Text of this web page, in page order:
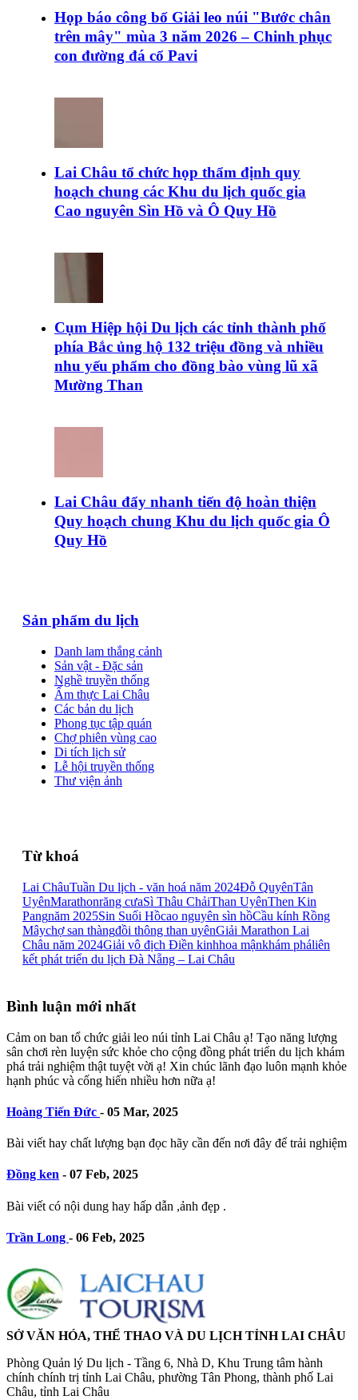
Họp báo công bố Giải leo núi "Bước chân
trên mây" mùa 3 năm 2026 – Chinh phục
con đường đá cổ Pavi
Lai Châu tổ chức họp thẩm định quy
hoạch chung các Khu du lịch quốc gia
Cao nguyên Sìn Hồ và Ô Quy Hồ
Cụm Hiệp hội Du lịch các tỉnh thành phố
phía Bắc ủng hộ 132 triệu đồng và nhiều
nhu yếu phẩm cho đồng bào vùng lũ xã
Mường Than
Lai Châu đẩy nhanh tiến độ hoàn thiện
Quy hoạch chung Khu du lịch quốc gia Ô
Quy Hồ
Sản phẩm du lịch
Danh lam thắng cảnh
Sản vật - Đặc sản
Nghề truyền thống
Ẩm thực Lai Châu
Các bản du lịch
Phong tục tập quán
Chợ phiên vùng cao
Di tích lịch sử
Lễ hội truyền thống
Thư viện ảnh
Từ khoá
Lai ChâuTuần Du lịch - văn hoá năm 2024Đỗ QuyênTân
UyênMarathonrăng cưaSì Thâu ChảiThan UyênThen Kin
Pangnăm 2025Sin Suối Hồcao nguyên sìn hồCầu kính Rồng
Mâychợ san thàngđồi thông than uyênGiải Marathon Lai
Châu năm 2024Giải vô địch Điền kinhhoa mậnkhám pháliên
kết phát triển du lịch Đà Nẵng – Lai Châu
Bình luận mới nhất
Cảm on ban tổ chức giải leo núi tỉnh Lai Châu ạ! Tạo năng lượng
sân chơi rèn luyện sức khỏe cho cộng đồng phát triển du lịch khám
phá trải nghiệm thật tuyệt vời ạ! Xin chúc lãnh đạo luôn mạnh khỏe
hạnh phúc và cống hiến nhiều hơn nữa ạ!
Hoàng Tiến Đức - 05 Mar, 2025
Bài viết hay chất lượng bạn đọc hãy cần đến nơi đây để trải nghiệm
Đồng ken - 07 Feb, 2025
Bài viết có nội dung hay hấp dẫn ,ảnh đẹp .
Trần Long - 06 Feb, 2025
SỞ VĂN HÓA, THỂ THAO VÀ DU LỊCH TỈNH LAI CHÂU
Phòng Quản lý Du lịch - Tầng 6, Nhà D, Khu Trung tâm hành
chính chính trị tỉnh Lai Châu, phường Tân Phong, thành phố Lai
Châu, tỉnh Lai Châu